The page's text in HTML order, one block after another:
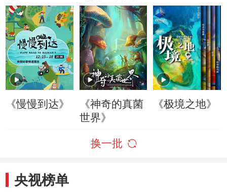
《慢慢到达》
《神奇的真菌
世界》
《极境之地》
换一批
央视榜单